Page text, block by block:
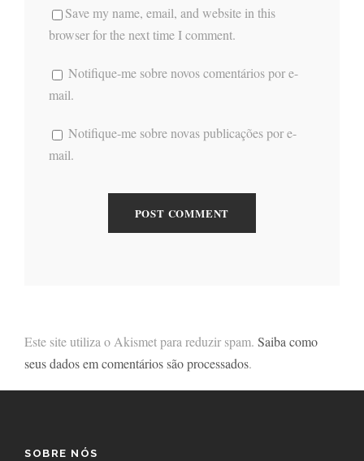
Save my name, email, and website in this
browser for the next time I comment.
Notifique-me sobre novos comentários por e-
mail.
Notifique-me sobre novas publicações por e-
mail.
Este site utiliza o Akismet para reduzir spam. Saiba como
seus dados em comentários são processados.
SOBRE NÓS